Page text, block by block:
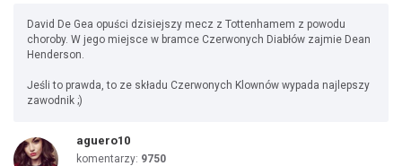
David De Gea opuści dzisiejszy mecz z Tottenhamem z powodu
choroby. W jego miejsce w bramce Czerwonych Diabłów zajmie Dean
Henderson.
Jeśli to prawda, to ze składu Czerwonych Klownów wypada najlepszy
zawodnik ;)
aguero10
komentarzy: 9750